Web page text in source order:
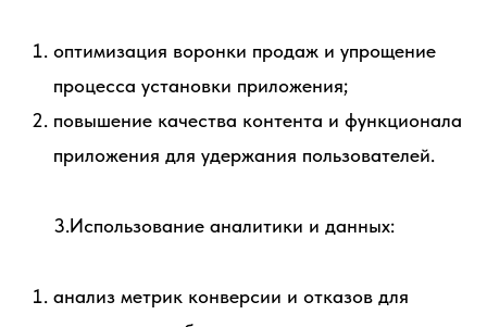
оптимизация воронки продаж и упрощение
процесса установки приложения;
повышение качества контента и функционала
приложения для удержания пользователей.
3.Использование аналитики и данных:
анализ метрик конверсии и отказов для